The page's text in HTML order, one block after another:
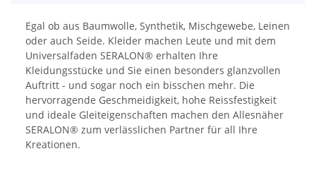
Egal ob aus Baumwolle, Synthetik, Mischgewebe, Leinen
oder auch Seide. Kleider machen Leute und mit dem
Universalfaden SERALON® erhalten Ihre
Kleidungsstücke und Sie einen besonders glanzvollen
Auftritt - und sogar noch ein bisschen mehr. Die
hervorragende Geschmeidigkeit, hohe Reissfestigkeit
und ideale Gleiteigenschaften machen den Allesnäher
SERALON® zum verlässlichen Partner für all Ihre
Kreationen.